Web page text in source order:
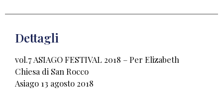
Dettagli
vol.7 ASIAGO FESTIVAL 2018 – Per Elizabeth
Chiesa di San Rocco
Asiago 13 agosto 2018